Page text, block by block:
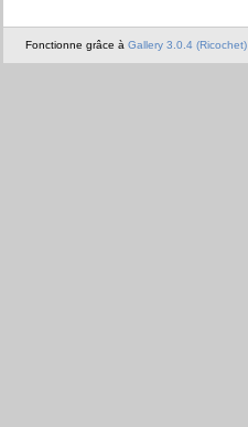
Fonctionne grâce à Gallery 3.0.4 (Ricochet)